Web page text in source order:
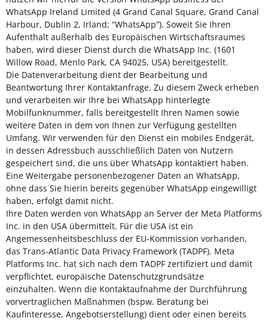
WhatsApp Ireland Limited (4 Grand Canal Square, Grand Canal
Harbour, Dublin 2, Irland; “WhatsApp”). Soweit Sie Ihren
Aufenthalt außerhalb des Europäischen Wirtschaftsraumes
haben, wird dieser Dienst durch die WhatsApp Inc. (1601
Willow Road, Menlo Park, CA 94025, USA) bereitgestellt.
Die Datenverarbeitung dient der Bearbeitung und
Beantwortung Ihrer Kontaktanfrage. Zu diesem Zweck erheben
und verarbeiten wir Ihre bei WhatsApp hinterlegte
Mobilfunknummer, falls bereitgestellt Ihren Namen sowie
weitere Daten in dem von Ihnen zur Verfügung gestellten
Umfang. Wir verwenden für den Dienst ein mobiles Endgerät,
in dessen Adressbuch ausschließlich Daten von Nutzern
gespeichert sind, die uns über WhatsApp kontaktiert haben.
Eine Weitergabe personenbezogener Daten an WhatsApp,
ohne dass Sie hierin bereits gegenüber WhatsApp eingewilligt
haben, erfolgt damit nicht.
Ihre Daten werden von WhatsApp an Server der Meta Platforms
Inc. in den USA übermittelt. Für die USA ist ein
Angemessenheitsbeschluss der EU-Kommission vorhanden,
das Trans-Atlantic Data Privacy Framework (TADPF). Meta
Platforms Inc. hat sich nach dem TADPF zertifiziert und damit
verpflichtet, europäische Datenschutzgrundsätze
einzuhalten. Wenn die Kontaktaufnahme der Durchführung
vorvertraglichen Maßnahmen (bspw. Beratung bei
Kaufinteresse, Angebotserstellung) dient oder einen bereits